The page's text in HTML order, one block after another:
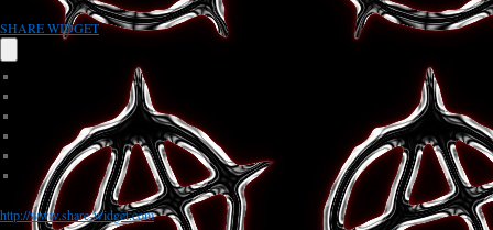
SHARE WIDGET
http://www.share-widget.com